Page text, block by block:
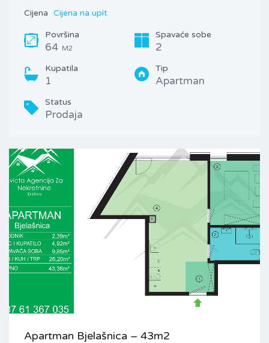
Cijena Cijena na upit
Površina
64 M2
Spavaće sobe
2
Kupatila
1
Tip
Apartman
Status
Prodaja
Apartman Bjelašnica – 43m2